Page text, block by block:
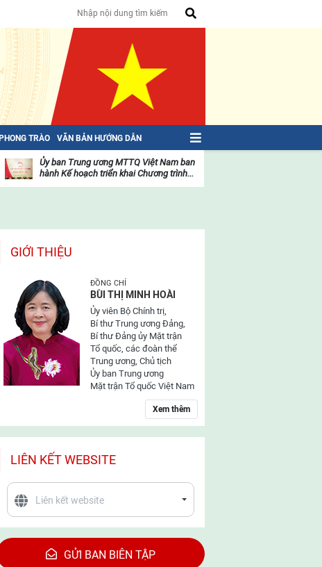
TRÀO VĂN BẢN HƯỚNG DẪN
mặt
trận
Ủy ban Trung ương MTTQ Việt Nam ban
hành Kế hoạch triển khai Chương trình...
GIỚI THIỆU
ĐỒNG CHÍ
BÙI THỊ MINH HOÀI
Ủy viên Bộ Chính trị,
Bí thư Trung ương Đảng,
Bí thư Đảng ủy Mặt trận
Tổ quốc, các đoàn thể
Trung ương, Chủ tịch
Ủy ban Trung ương
Mặt trận Tổ quốc Việt Nam
Xem thêm
LIÊN KẾT WEBSITE
GỬI BAN BIÊN TẬP